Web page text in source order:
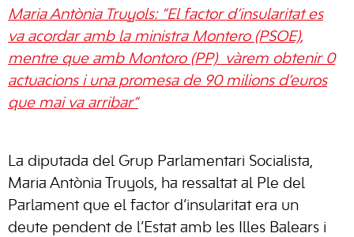
Maria Antònia Truyols: ”El factor d’insularitat es
va acordar amb la ministra Montero (PSOE),
mentre que amb Montoro (PP) vàrem obtenir 0
actuacions i una promesa de 90 milions d’euros
que mai va arribar”
La diputada del Grup Parlamentari Socialista,
Maria Antònia Truyols, ha ressaltat al Ple del
Parlament que el factor d’insularitat era un
deute pendent de l’Estat amb les Illes Balears i